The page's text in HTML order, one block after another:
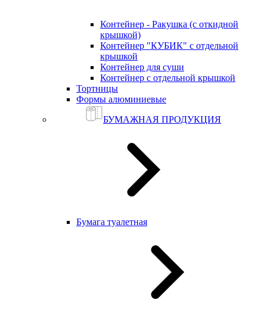
Контейнер - Ракушка (с откидной
крышкой)
Контейнер "КУБИК" с отдельной
крышкой
Контейнер для суши
Контейнер с отдельной крышкой
Тортницы
Формы алюминиевые
БУМАЖНАЯ ПРОДУКЦИЯ
Бумага туалетная